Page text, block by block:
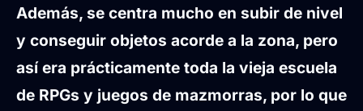
Además, se centra mucho en subir de nivel
y conseguir objetos acorde a la zona, pero
así era prácticamente toda la vieja escuela
de RPGs y juegos de mazmorras, por lo que